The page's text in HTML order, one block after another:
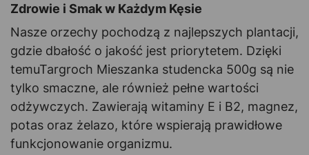
Zdrowie i Smak w Każdym Kęsie
Nasze orzechy pochodzą z najlepszych plantacji,
gdzie dbałość o jakość jest priorytetem. Dzięki
temuTargroch Mieszanka studencka 500g są nie
tylko smaczne, ale również pełne wartości
odżywczych. Zawierają witaminy E i B2, magnez,
potas oraz żelazo, które wspierają prawidłowe
funkcjonowanie organizmu.